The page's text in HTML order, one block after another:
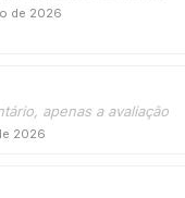
de 2026
apenas a avaliação
2026